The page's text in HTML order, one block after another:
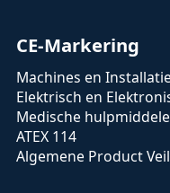
CE-Markering
Machines en
Elektrisch en
Medische
ATEX 114
Algemene Product